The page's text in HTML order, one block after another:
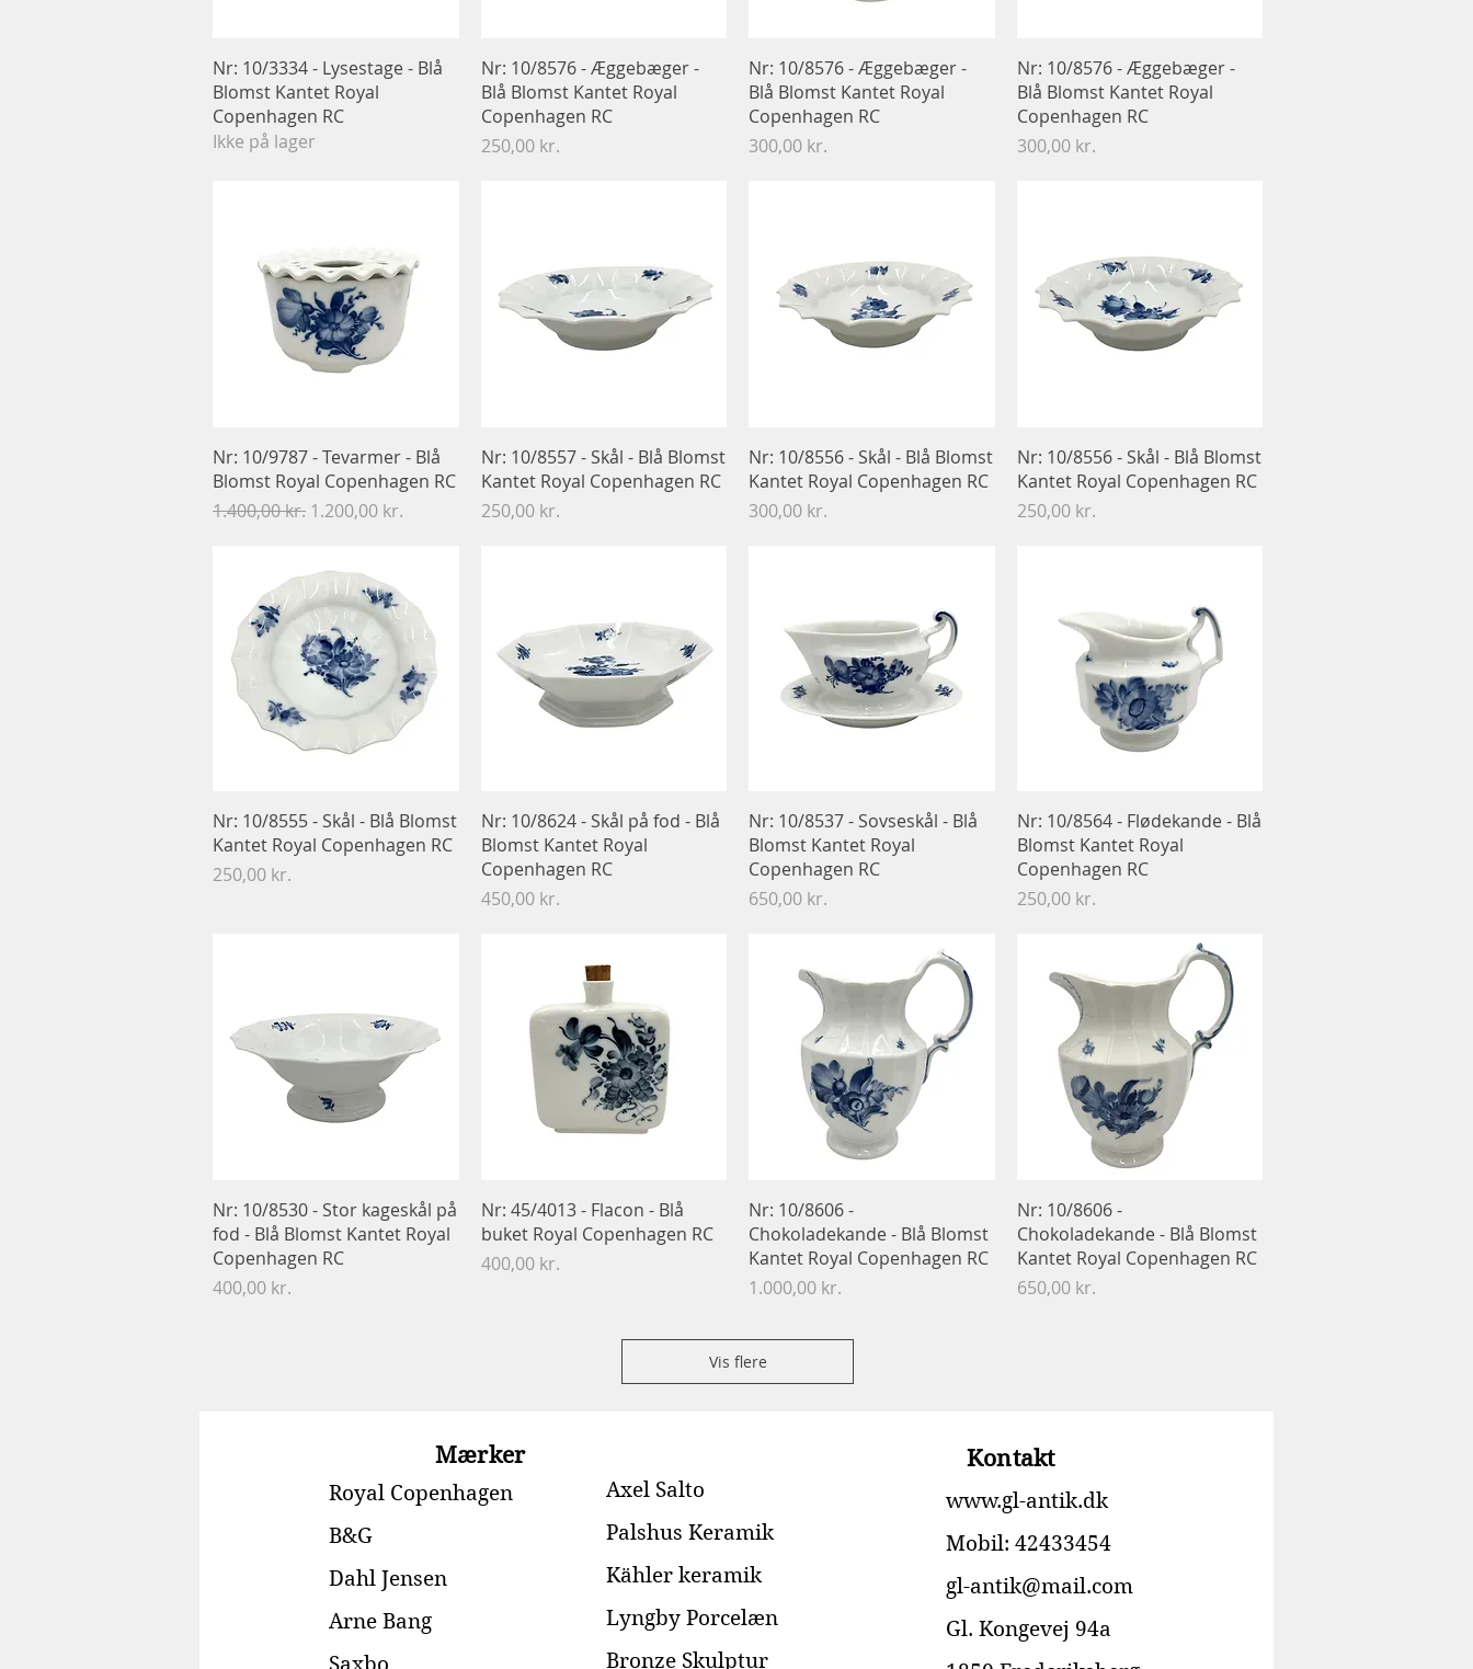
Hurtigvisning
Nr: 10/3334 - Lysestage - Blå
Blomst Kantet Royal
Copenhagen RC
Ikke på lager
Hurtigvisning
Nr: 10/8576 - Æggebæger -
Blå Blomst Kantet Royal
Copenhagen RC
Pris
250,00 kr.
Hurtigvisning
Nr: 10/8576 - Æggebæger -
Blå Blomst Kantet Royal
Copenhagen RC
Pris
300,00 kr.
Hurtigvisning
Nr: 10/8576 - Æggebæger -
Blå Blomst Kantet Royal
Copenhagen RC
Pris
300,00 kr.
Hurtigvisning
Nr: 10/9787 - Tevarmer - Blå
Blomst Royal Copenhagen RC
Regulær pris
1.400,00 kr. Salgspris
1.200,00 kr.
Hurtigvisning
Nr: 10/8557 - Skål - Blå Blomst
Kantet Royal Copenhagen RC
Pris
250,00 kr.
Hurtigvisning
Nr: 10/8556 - Skål - Blå Blomst
Kantet Royal Copenhagen RC
Pris
300,00 kr.
Hurtigvisning
Nr: 10/8556 - Skål - Blå Blomst
Kantet Royal Copenhagen RC
Pris
250,00 kr.
Hurtigvisning
Nr: 10/8555 - Skål - Blå Blomst
Kantet Royal Copenhagen RC
Pris
250,00 kr.
Hurtigvisning
Nr: 10/8624 - Skål på fod - Blå
Blomst Kantet Royal
Copenhagen RC
Pris
450,00 kr.
Hurtigvisning
Nr: 10/8537 - Sovseskål - Blå
Blomst Kantet Royal
Copenhagen RC
Pris
650,00 kr.
Hurtigvisning
Nr: 10/8564 - Flødekande - Blå
Blomst Kantet Royal
Copenhagen RC
Pris
250,00 kr.
Hurtigvisning
Nr: 10/8530 - Stor kageskål på
fod - Blå Blomst Kantet Royal
Copenhagen RC
Pris
400,00 kr.
Hurtigvisning
Nr: 45/4013 - Flacon - Blå
buket Royal Copenhagen RC
Pris
400,00 kr.
Hurtigvisning
Nr: 10/8606 -
Chokoladekande - Blå Blomst
Kantet Royal Copenhagen RC
Pris
1.000,00 kr.
Hurtigvisning
Nr: 10/8606 -
Chokoladekande - Blå Blomst
Kantet Royal Copenhagen RC
Pris
650,00 kr.
Vis flere
Mærker
Royal Copenhagen
B&G
Dahl Jensen
Arne Bang
Saxbo
Axel Salto
Palshus Keramik
Kähler keramik
Lyngby Porcelæn
Bronze Skulptur
Kontakt
www.gl-antik.dk
Mobil: 42433454
gl-antik@mail.com
Gl. Kongevej 94a